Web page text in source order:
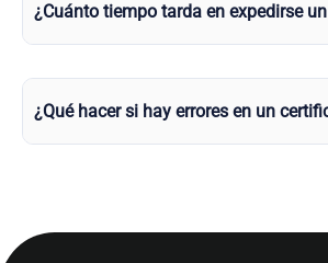
¿Cuánto tiempo tarda en expedirse
¿Qué hacer si hay errores en un